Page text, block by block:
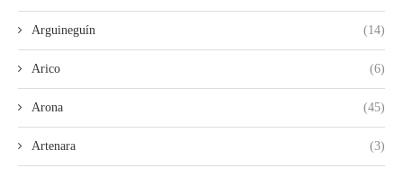
Arguineguín (14)
Arico (6)
Arona (45)
Artenara (3)